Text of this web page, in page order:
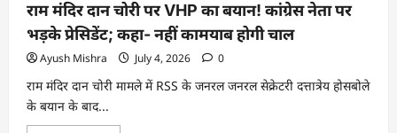
राम मंदिर दान चोरी पर VHP का बयान! कांग्रेस नेता पर
भड़के प्रेसिडेंट; कहा- नहीं कामयाब होगी चाल
Ayush Mishra July 4, 2026 0
राम मंदिर दान चोरी मामले में RSS के जनरल जनरल सेक्रेटरी दत्तात्रेय होसबोले
के बयान के बाद...